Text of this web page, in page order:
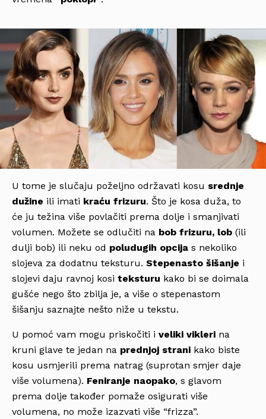
U tome je slučaju poželjno održavati kosu srednje
dužine ili imati kraću frizuru. Što je kosa duža, to
će ju težina više povlačiti prema dolje i smanjivati
volumen. Možete se odlučiti na bob frizuru, lob (ili
dulji bob) ili neku od poludugih opcija s nekoliko
slojeva za dodatnu teksturu. Stepenasto šišanje i
slojevi daju ravnoj kosi teksturu kako bi se doimala
gušće nego što zbilja je, a više o stepenastom
šišanju saznajte nešto niže u tekstu.
U pomoć vam mogu priskočiti i veliki vikleri na
kruni glave te jedan na prednjoj strani kako biste
kosu usmjerili prema natrag (suprotan smjer daje
više volumena). Feniranje naopako, s glavom
prema dolje također pomaže osigurati više
volumena, no može izazvati više “frizza”.